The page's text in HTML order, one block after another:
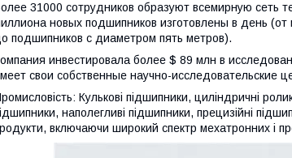
31000 сотрудников образуют всемирную сеть
новых подшипников изготовлены в день
подшипников с диаметром пять метров).
инвестировала более $ 89 млн в
свои собственные научно-исследовательские
Кулькові підшипники, циліндричні
наполегливі підшипники, прецизійні
включаючи широкий спектр мехатронних і